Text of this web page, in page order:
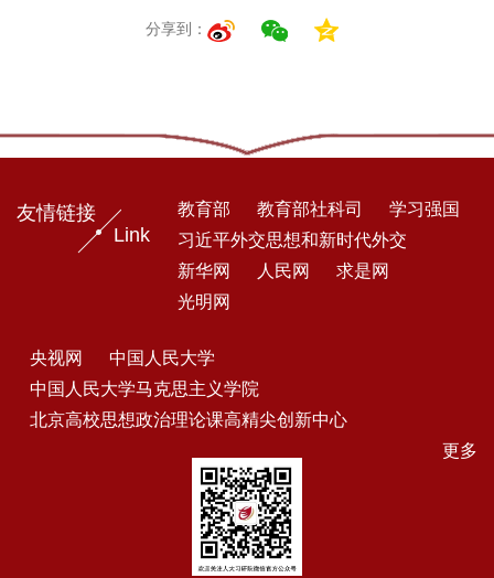
分享到：
友情链接
Link
教育部 教育部社科司
学习强国
习近平外交思想和新时代外交
新华网
人民网
求是网
光明网
央视网
中国人民大学
中国人民大学马克思主义学院
北京高校思想政治理论课高精尖创新中心
更多